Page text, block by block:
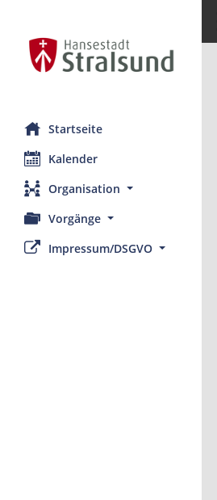
Startseite
Kalender
Organisation
Vorgänge
Impressum/DSGVO